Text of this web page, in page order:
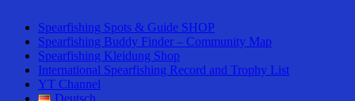
Spearfishing Spots & Guide SHOP
Spearfishing Buddy Finder – Community Map
Spearfishing Kleidung Shop
International Spearfishing Record and Trophy List
YT Channel
Deutsch